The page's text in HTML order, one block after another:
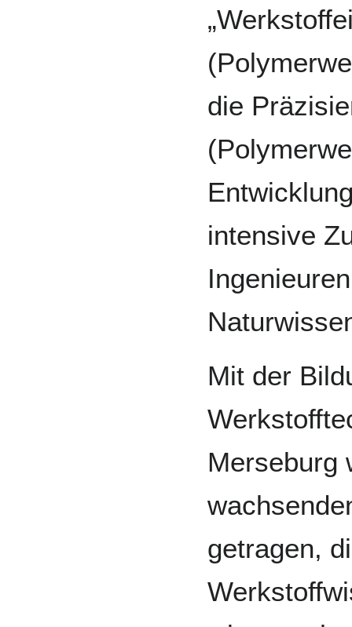
die
intensive
Mit der
Merseburg
getragen,